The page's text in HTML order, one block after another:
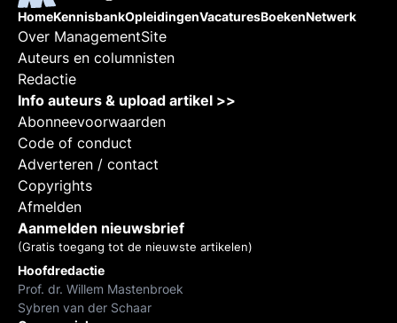
HomeKennisbankOpleidingenVacaturesBoekenNetwerk
Over ManagementSite
Auteurs en columnisten
Redactie
Info auteurs & upload artikel >>
Abonneevoorwaarden
Code of conduct
Adverteren / contact
Copyrights
Afmelden
Aanmelden nieuwsbrief
(Gratis toegang tot de nieuwste artikelen)
Hoofdredactie
Prof. dr. Willem Mastenbroek
Sybren van der Schaar